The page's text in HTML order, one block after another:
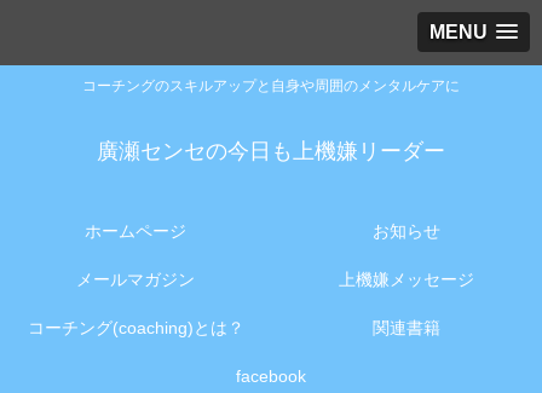
MENU
コーチングのスキルアップと自身や周囲のメンタルケアに
廣瀬センセの今日も上機嫌リーダー
ホームページ お知らせ
メールマガジン 上機嫌メッセージ
コーチング(coaching)とは？ 関連書籍
facebook